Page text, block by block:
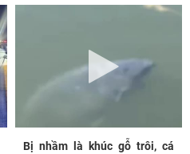
Bị nhầm là khúc gỗ trôi, cá